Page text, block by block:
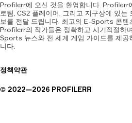
Profilerr에 오신 것을 환영합니다. Profilerr
로팀, CS2 플레이어, 그리고 지구상에 있는
보를 전달 드립니다. 최고의 E-Sports 콘텐
Profilerr의 작가들은 정확하고 시기적절하
Sports 뉴스와 전 세계 게임 가이드를 제공
니다.
정책약관
© 2022—2026 PROFILERR